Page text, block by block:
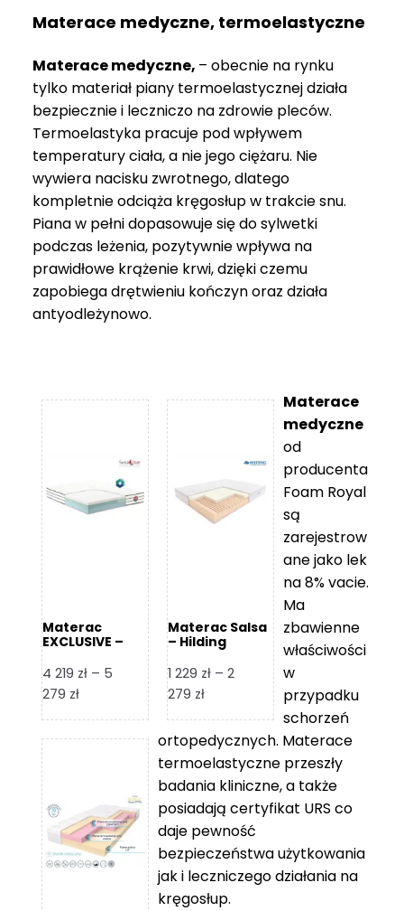
Materace medyczne, termoelastyczne
Materace medyczne, – obecnie na rynku
tylko materiał piany termoelastycznej działa
bezpiecznie i leczniczo na zdrowie pleców.
Termoelastyka pracuje pod wpływem
temperatury ciała, a nie jego ciężaru. Nie
wywiera nacisku zwrotnego, dlatego
kompletnie odciąża kręgosłup w trakcie snu.
Piana w pełni dopasowuje się do sylwetki
podczas leżenia, pozytywnie wpływa na
prawidłowe krążenie krwi, dzięki czemu
zapobiega drętwieniu kończyn oraz działa
antyodleżynowo.
Materac
EXCLUSIVE –
4 219 zł – 5
279 złZakres
od
5
279 zł
Materac Salsa
– Hilding
1 229 zł – 2
279 złZakres
od
1
229 zł
2
279 zł
Materace
medyczne
od
producenta
Foam Royal
są
zarejestrow
ane jako lek
na 8% vacie.
Ma
zbawienne
właściwości
w
przypadku
schorzeń
ortopedycznych. Materace
termoelastyczne przeszły
badania kliniczne, a także
posiadają certyfikat URS co
daje pewność
bezpieczeństwa użytkowania
jak i leczniczego działania na
kręgosłup.